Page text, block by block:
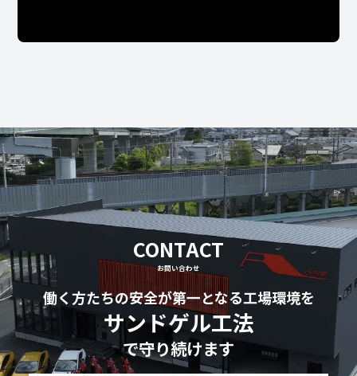
CONTACT
お問い合わせ
働く方たちの安全が第一となる工場環境を
サンドゲル工法
で守り続けます